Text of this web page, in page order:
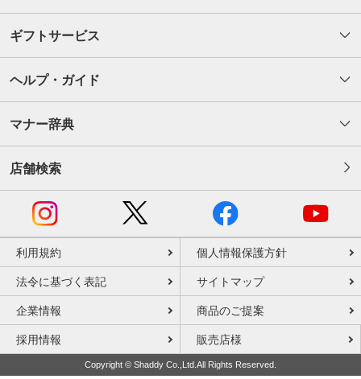
ギフトサービス
ヘルプ・ガイド
マナー辞典
店舗検索
利用規約 個人情報保護方針
法令に基づく表記 サイトマップ
企業情報 商品のご提案
採用情報 販売店様
Copyright © Shaddy Co.,Ltd.All Rights Reserved.